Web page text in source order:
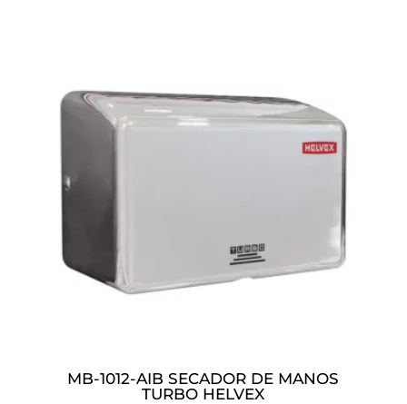
MB-1012-AIB SECADOR DE MANOS
TURBO HELVEX